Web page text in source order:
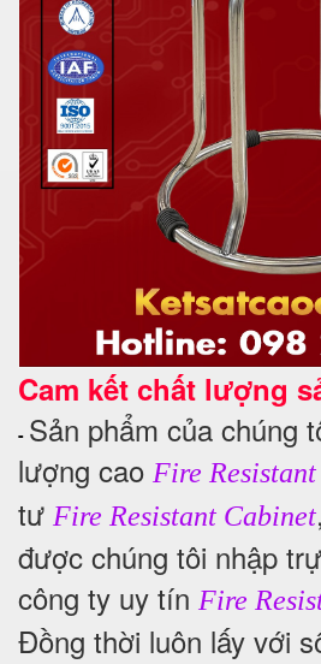
Cam kết chất lượng
- Sản phẩm của chúng
lượng cao Fire
tư Fire Resistant Cabinet
được chúng tôi nhập
công ty uy tín Fire
Đồng thời luôn lấy với